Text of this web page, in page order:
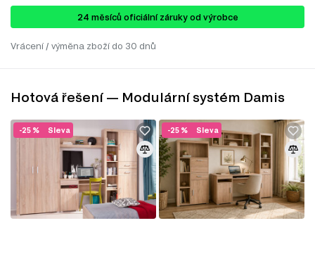
24 ​​​​měsíců oficiální záruky od výrobce
Vrácení / výměna zboží do 30 dnů
Hotová řešení — Modulární systém Damis
Sleva
-25 % Sleva
-25 %